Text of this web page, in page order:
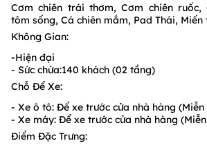
Cơm chiên trái thơm, Cơm chiên ruốc,
tôm sống, Cá chiên mắm, Pad Thái,
Không Gian:
-Hiện đại
- Sức chứa:140 khách (02 tầng)
Chỗ Để Xe:
- Xe ô tô: Để xe trước cửa nhà hàng (Miễn
- Xe máy: Để xe trước cửa nhà hàng
Điểm Đặc Trưng: